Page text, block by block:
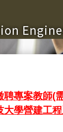
聘專案教師(
大學營建工